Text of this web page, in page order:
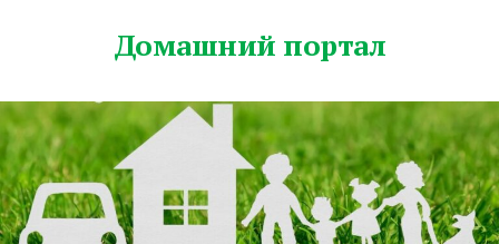
Домашний портал